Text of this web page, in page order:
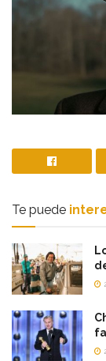
Te puede